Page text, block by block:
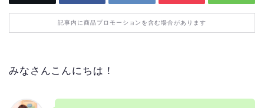
記事内に商品プロモーションを含む場合があります
みなさんこんにちは！